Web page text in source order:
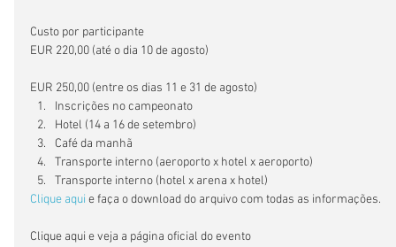
Custo por participante
EUR 220,00 (até o dia 10 de agosto)
EUR 250,00 (entre os dias 11 e 31 de agosto)
Inscrições no campeonato
Hotel (14 a 16 de setembro)
Café da manhã
Transporte interno (aeroporto x hotel x aeroporto)
Transporte interno (hotel x arena x hotel)
Clique aqui e faça o download do arquivo com todas as informações.
Clique aqui e veja a página oficial do evento